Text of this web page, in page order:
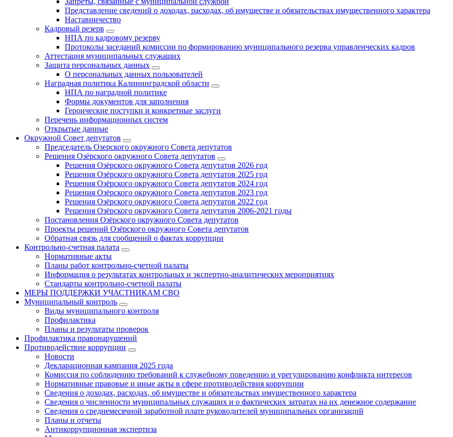
Представление сведений о доходах, расходах, об имуществе и обязательствах имущественного характера
Наставничество
Кадровый резерв
НПА по кадровому резерву
Протоколы заседаний комиссии по формированию муниципального резерва управленческих кадров
Аттестация муниципальных служащих
Защита персональных данных
О персональных данных пользователей
Наградная политика Калининградской области
НПА по наградной политике
Формы документов для заполнения
Героические поступки и конкретные заслуги
Перечень информационных систем
Открытые данные
Окружной Совет депутатов
Председатель Озерского окружного Совета депутатов
Решения Озёрского окружного Совета депутатов
Решения Озёрского окружного Совета депутатов 2026 год
Решения Озёрского окружного Совета депутатов 2025 год
Решения Озёрского окружного Совета депутатов 2024 год
Решения Озёрского окружного Совета депутатов 2023 год
Решения Озёрского окружного Совета депутатов 2022 год
Решения Озёрского окружного Совета депутатов 2006-2021 годы
Постановления Озёрского окружного Совета депутатов
Проекты решений Озёрского окружного Совета депутатов
Обратная связь для сообщений о фактах коррупции
Контрольно-счетная палата
Нормативные акты
Планы работ контрольно-счетной палаты
Информация о результатах контрольных и экспертно-аналитических мероприятиях
Стандарты контрольно-счетной палаты
МЕРЫ ПОДДЕРЖКИ УЧАСТНИКАМ СВО
Муниципальный контроль
Виды муниципального контроля
Профилактика
Планы и результаты проверок
Профилактика правонарушений
Противодействие коррупции
Новости
Декларационная кампания 2025 года
Комиссия по соблюдению требований к служебному поведению и урегулированию конфликта интересов
Нормативные правовые и иные акты в сфере противодействия коррупции
Сведения о доходах, расходах, об имуществе и обязательствах имущественного характера
Сведения о численности муниципальных служащих и о фактических затратах на их денежное содержание
Сведения о среднемесячной заработной плате руководителей муниципальных организаций
Планы и отчеты
Антикоррупционная экспертиза